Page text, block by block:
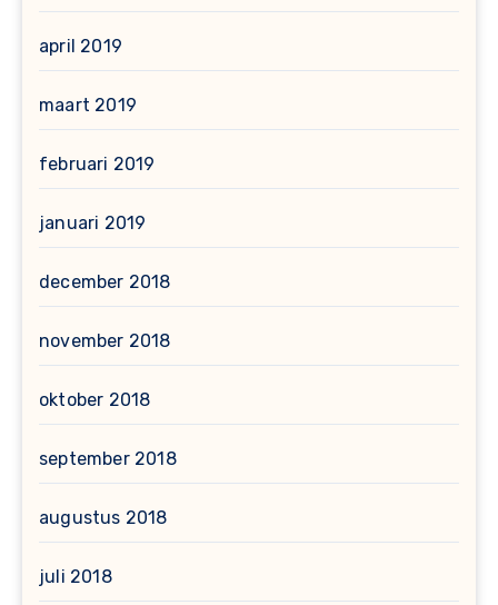
april 2019
maart 2019
februari 2019
januari 2019
december 2018
november 2018
oktober 2018
september 2018
augustus 2018
juli 2018